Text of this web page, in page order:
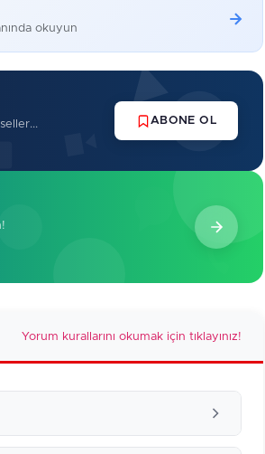
okuyun
ABONE OL
Yorum kurallarını okumak için tıklayınız!